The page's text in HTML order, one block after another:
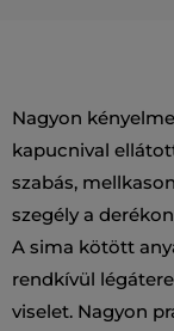
Nagyon
kapucnival
szabás,
szegély a
A sima kötött
rendkívül
viselet. Nagyon